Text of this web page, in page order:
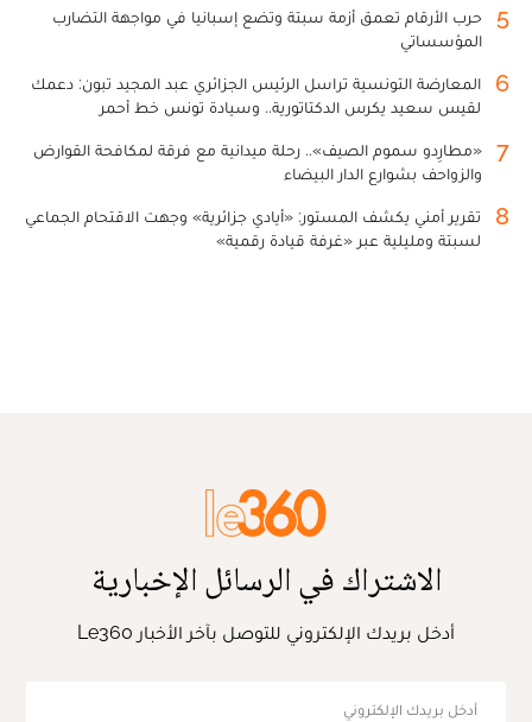
5
حرب الأرقام تعمق أزمة سبتة وتضع إسبانيا في مواجهة التضارب
المؤسساتي
6
المعارضة التونسية تراسل الرئيس الجزائري عبد المجيد تبون: دعمك
لقيس سعيد يكرس الدكتاتورية.. وسيادة تونس خط أحمر
7
«مطارِدو سموم الصيف».. رحلة ميدانية مع فرقة لمكافحة القوارض
والزواحف بشوارع الدار البيضاء
8
تقرير أمني يكشف المستور: «أيادي جزائرية» وجهت الاقتحام الجماعي
لسبتة ومليلية عبر «غرفة قيادة رقمية»
الاشتراك في الرسائل الإخبارية
أدخل بريدك الإلكتروني للتوصل بآخر الأخبار Le360